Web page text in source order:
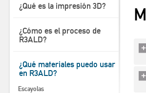
¿Qué es la impresión 3D?
¿Cómo es el proceso de
R3ALD?
¿Qué materiales puedo usar
en R3ALD?
Escayolas